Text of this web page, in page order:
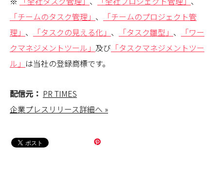
「チームのタスク管理」 、
「チームのプロジェクト管
理」 、 「タスクの見える化」 、 「タスク雛型」 、
「ワー
クマネジメントツール」 及び 「タスクマネジメントツー
ル」 は当社の登録商標です。
配信元： PR TIMES
企業プレスリリース詳細へ »